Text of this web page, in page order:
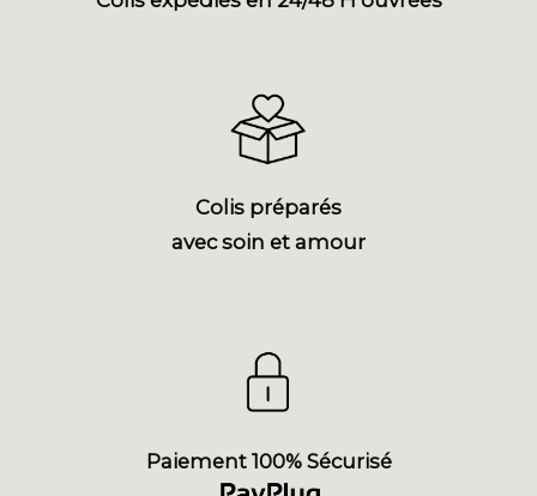
Colis préparés
avec soin et amour
Paiement 100% Sécurisé